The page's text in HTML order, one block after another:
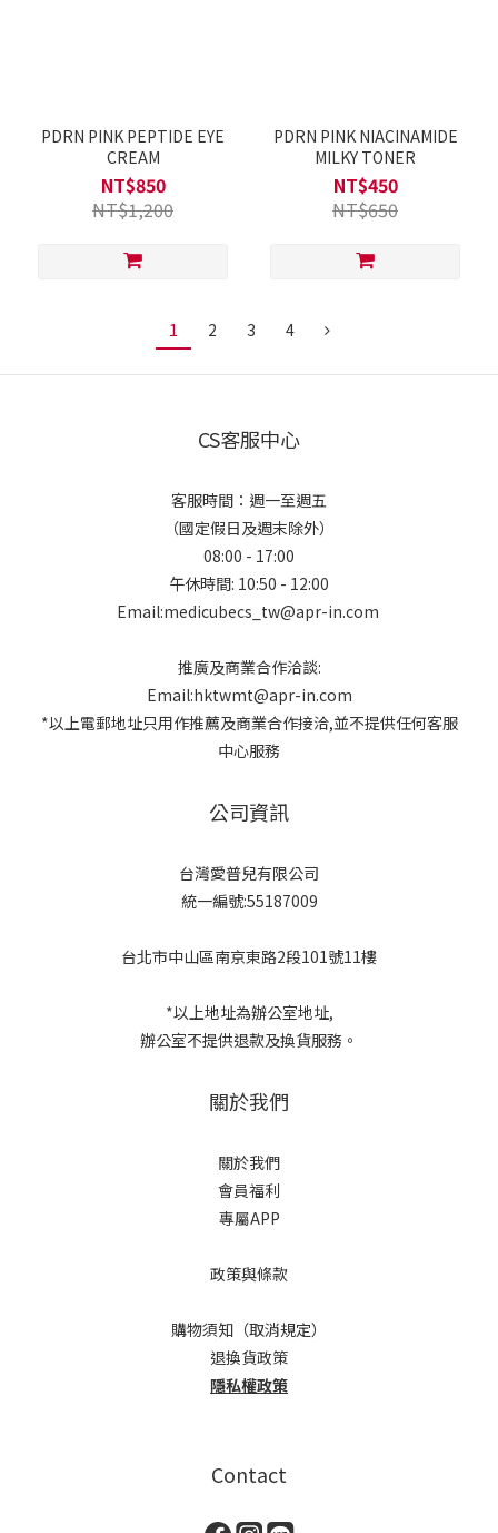
PDRN PINK PEPTIDE EYE
CREAM
NT$850
NT$1,200
PDRN PINK NIACINAMIDE
MILKY TONER
NT$450
NT$650
1 2 3 4
CS客服中心
客服時間：週一至週五
（國定假日及週末除外）
08:00 - 17:00
午休時間: 10:50 - 12:00
Email:medicubecs_tw@apr-in.com
推廣及商業合作洽談:
Email:hktwmt@apr-in.com
*以上電郵地址只用作推薦及商業合作接洽,並不提供任何客服
中心服務
公司資訊
台灣愛普兒有限公司
統一編號:55187009
台北市中山區南京東路2段101號11樓
*以上地址為辦公室地址,
辦公室不提供退款及換貨服務。
關於我們
關於我們
會員福利
專屬APP
政策與條款
購物須知（取消規定）
退換貨政策
隱私權政策
Contact